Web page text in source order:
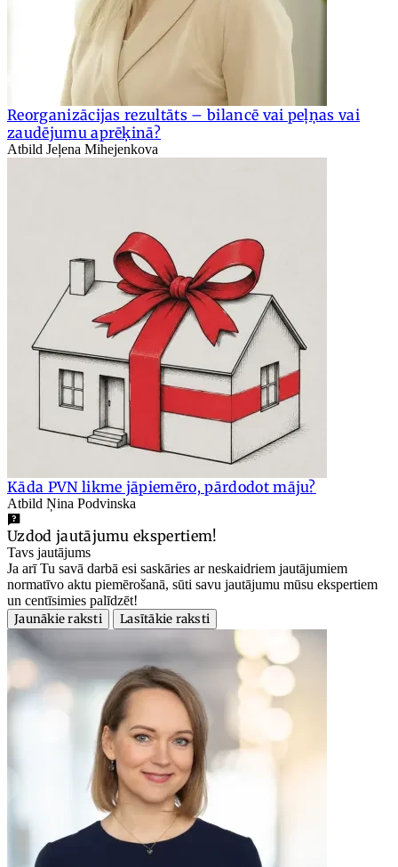
Reorganizācijas rezultāts – bilancē vai peļņas vai
zaudējumu aprēķinā?
Atbild Jeļena Mihejenkova
Kāda PVN likme jāpiemēro, pārdodot māju?
Atbild Ņina Podvinska
Uzdod jautājumu ekspertiem!
Tavs jautājums
Ja arī Tu savā darbā esi saskāries ar neskaidriem jautājumiem
normatīvo aktu piemērošanā, sūti savu jautājumu mūsu ekspertiem
un centīsimies palīdzēt!
Jaunākie raksti
Lasītākie raksti